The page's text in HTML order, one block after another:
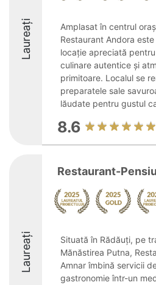
Laureați
Amplasat în centrul
Restaurant Andora
locație apreciată
culinare autentice și
primitoare. Localul se
preparatele sale
lăudate pentru gustul
8.6
Laureați
Restaurant-
Situată în Rădăuți, pe
Mănăstirea Putna,
Amnar îmbină servicii
gastronomie într-un